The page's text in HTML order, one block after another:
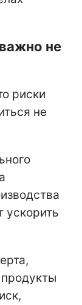
не
риски
не
ускорить